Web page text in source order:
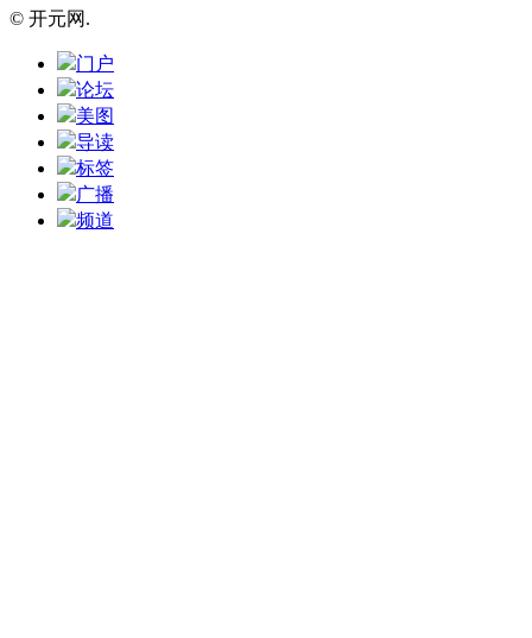
© 开元网.
门户
论坛
美图
导读
标签
广播
频道